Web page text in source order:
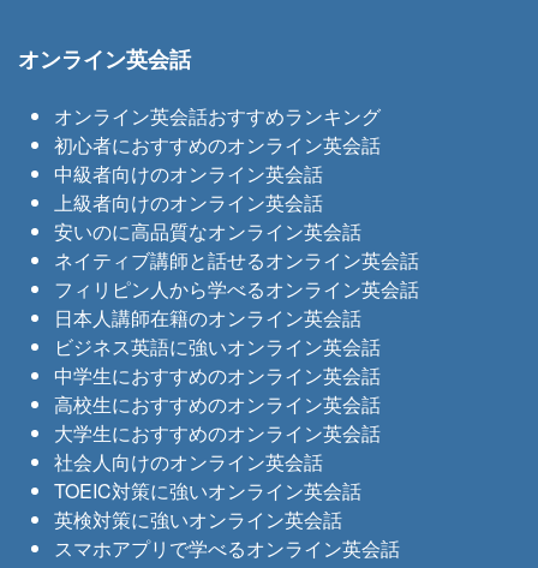
オンライン英会話
オンライン英会話おすすめランキング
初心者におすすめのオンライン英会話
中級者向けのオンライン英会話
上級者向けのオンライン英会話
安いのに高品質なオンライン英会話
ネイティブ講師と話せるオンライン英会話
フィリピン人から学べるオンライン英会話
日本人講師在籍のオンライン英会話
ビジネス英語に強いオンライン英会話
中学生におすすめのオンライン英会話
高校生におすすめのオンライン英会話
大学生におすすめのオンライン英会話
社会人向けのオンライン英会話
TOEIC対策に強いオンライン英会話
英検対策に強いオンライン英会話
スマホアプリで学べるオンライン英会話